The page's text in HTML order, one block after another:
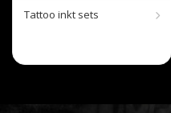
Tattoo inkt sets